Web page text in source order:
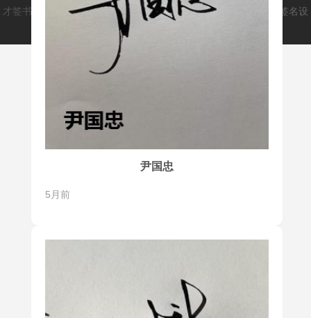
尹国忠
5月前
才签书画类文创平台(caiqm.cn) 爱手写(aishouxie.cn)
致力于打造签名设
计师和用户之间的桥梁，解决大家的签名问题。